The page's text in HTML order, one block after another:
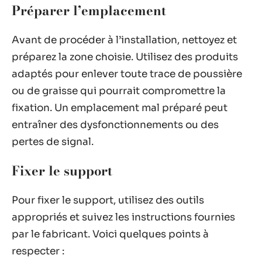
Préparer l’emplacement
Avant de procéder à l’installation, nettoyez et
préparez la zone choisie. Utilisez des produits
adaptés pour enlever toute trace de poussière
ou de graisse qui pourrait compromettre la
fixation. Un emplacement mal préparé peut
entraîner des dysfonctionnements ou des
pertes de signal.
Fixer le support
Pour fixer le support, utilisez des outils
appropriés et suivez les instructions fournies
par le fabricant. Voici quelques points à
respecter :